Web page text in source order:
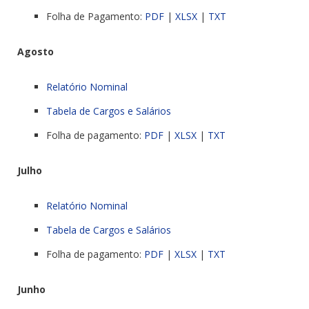
Folha de Pagamento: PDF | XLSX | TXT
Agosto
Relatório Nominal
Tabela de Cargos e Salários
Folha de pagamento: PDF | XLSX | TXT
Julho
Relatório Nominal
Tabela de Cargos e Salários
Folha de pagamento: PDF | XLSX | TXT
Junho